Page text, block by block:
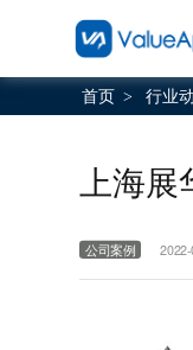
首页 > 行业
上海
公司案例